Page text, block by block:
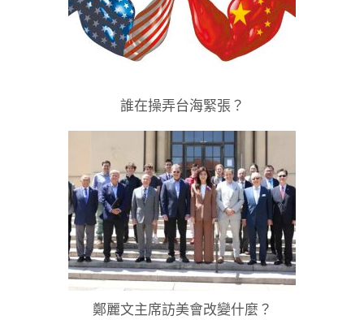
誰在操弄台海緊張？
鄭麗文主席訪美會改變什麼？